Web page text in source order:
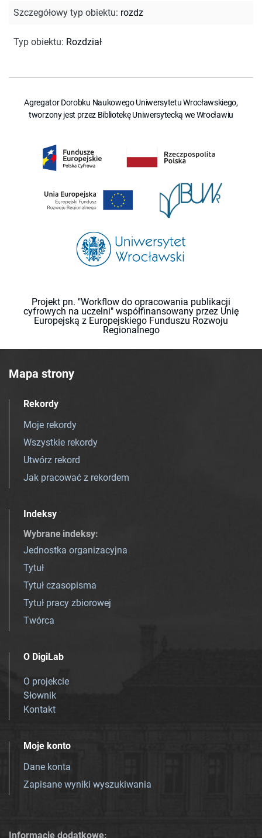
Szczegółowy typ obiektu: rozdz
Typ obiektu: Rozdział
Agregator Dorobku Naukowego Uniwersytetu Wrocławskiego,
tworzony jest przez Bibliotekę Uniwersytecką we Wrocławiu
Projekt pn. "Workflow do opracowania publikacji
cyfrowych na uczelni" współfinansowany przez Unię
Europejską z Europejskiego Funduszu Rozwoju
Regionalnego
Mapa strony
Rekordy
Moje rekordy
Wszystkie rekordy
Utwórz rekord
Jak pracować z rekordem
Indeksy
Wybrane indeksy:
Jednostka organizacyjna
Tytuł
Tytuł czasopisma
Tytuł pracy zbiorowej
Twórca
O DigiLab
O projekcie
Słownik
Kontakt
Moje konto
Dane konta
Zapisane wyniki wyszukiwania
Informacje dodatkowe: